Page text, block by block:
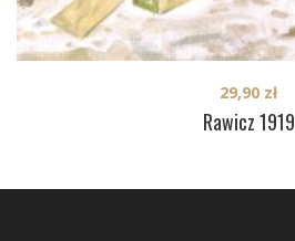
Rawicz 1919
29,90 zł